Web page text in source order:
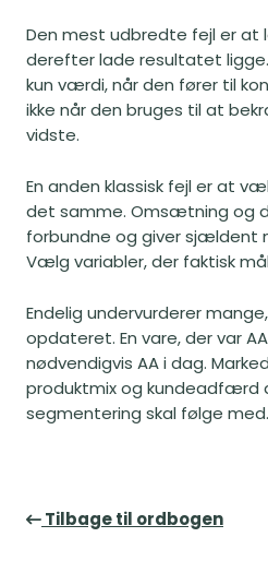
Den mest udbredte fejl er at
derefter lade resultatet
kun værdi, når den fører til
ikke når den bruges til at
vidste.
En anden klassisk fejl er at
det samme. Omsætning og
forbundne og giver sjældent
Vælg variabler, der faktisk
Endelig undervurderer
opdateret. En vare, der var
nødvendigvis AA i dag.
produktmix og kundeadfærd
segmentering skal følge med.
Tilbage til ordbogen